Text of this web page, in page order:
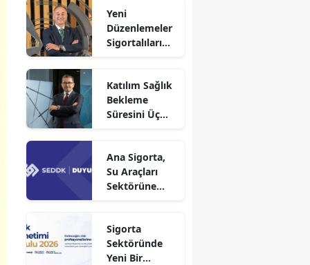
Yeni
Düzenlemeler
Sigortalıları
Katılım Sağlık
Bekleme
Süresini Üç
Ana Sigorta,
Su Araçları
Sektörüne
Sigorta
Sektöründe
Yeni Bir